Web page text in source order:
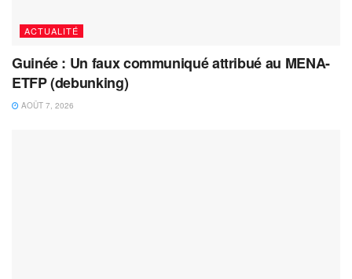
ACTUALITÉ
Guinée : Un faux communiqué attribué au MENA-
ETFP (debunking)
AOÛT 7, 2026